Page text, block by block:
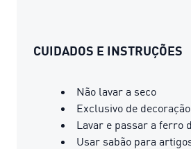
CUIDADOS E INSTRUÇÕES
Não lavar a seco
Exclusivo de decoração
Lavar e passar a ferro
Usar sabão para